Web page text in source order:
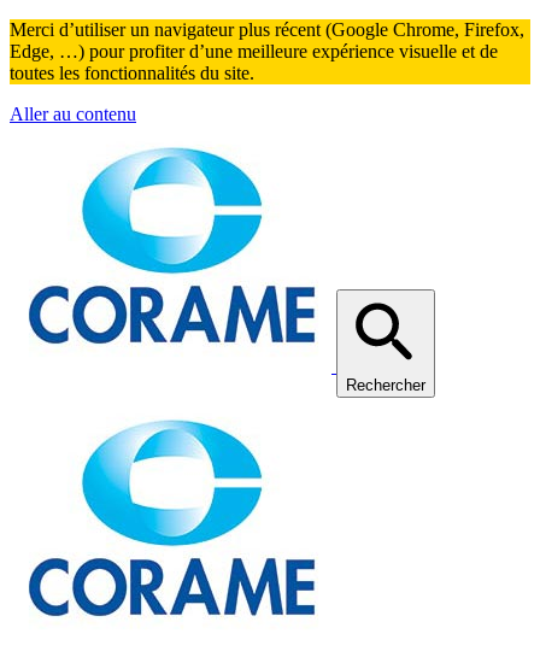
Merci d’utiliser un navigateur plus récent (Google Chrome, Firefox,
Edge, …) pour profiter d’une meilleure expérience visuelle et de
toutes les fonctionnalités du site.
Aller au contenu
Rechercher